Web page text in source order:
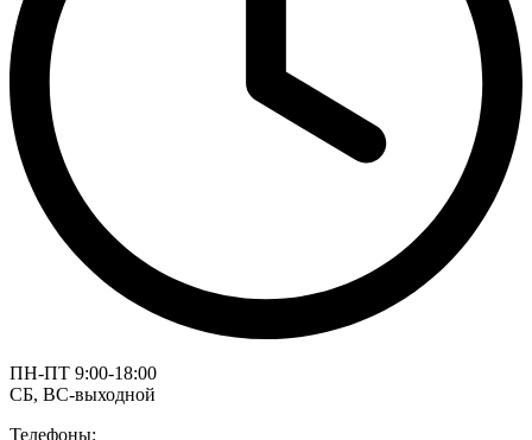
ПН-ПТ 9:00-18:00
СБ, ВС-выходной
Телефоны: